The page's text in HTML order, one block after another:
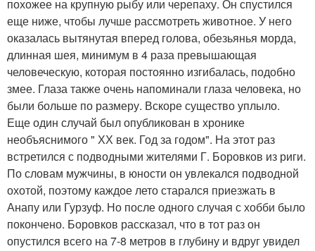
похожее на крупную рыбу или черепаху. Он спустился
еще ниже, чтобы лучше рассмотреть животное. У него
оказалась вытянутая вперед голова, обезьянья морда,
длинная шея, минимум в 4 раза превышающая
человеческую, которая постоянно изгибалась, подобно
змее. Глаза также очень напоминали глаза человека, но
были больше по размеру. Вскоре существо уплыло.
Еще один случай был опубликован в хронике
необъяснимого " ХХ век. Год за годом". На этот раз
встретился с подводными жителями Г. Боровков из риги.
По словам мужчины, в юности он увлекался подводной
охотой, поэтому каждое лето старался приезжать в
Анапу или Гурзуф. Но после одного случая с хобби было
покончено. Боровков рассказал, что в тот раз он
опустился всего на 7-8 метров в глубину и вдруг увидел